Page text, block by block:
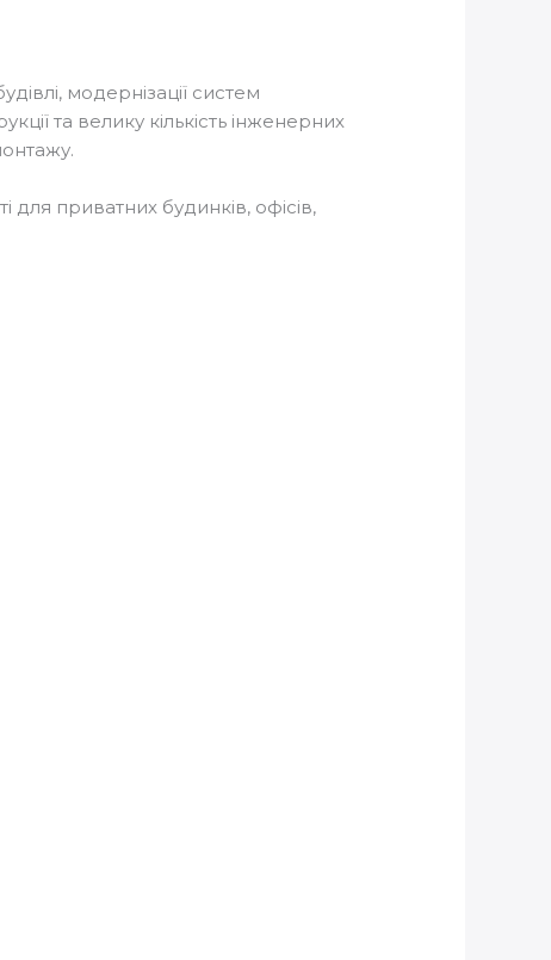
модернізації систем
та велику кількість інженерних
приватних будинків, офісів,